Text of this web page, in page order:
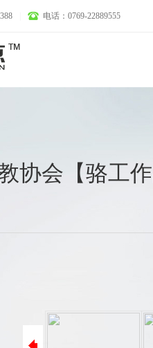
电话：0769-22889555
阿里巴巴装修
协会【骆工作